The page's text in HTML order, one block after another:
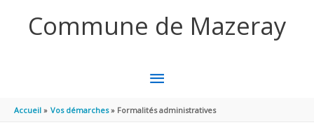
Commune de Mazeray
MENU
PRINCIPAL
Accueil Vos démarches Formalités administratives